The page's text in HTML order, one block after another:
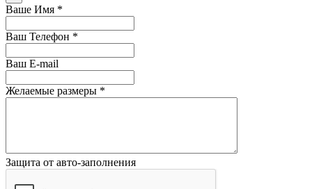
Ваше Имя *
Ваш Телефон *
Ваш E-mail
Желаемые размеры *
Защита от авто-заполнения